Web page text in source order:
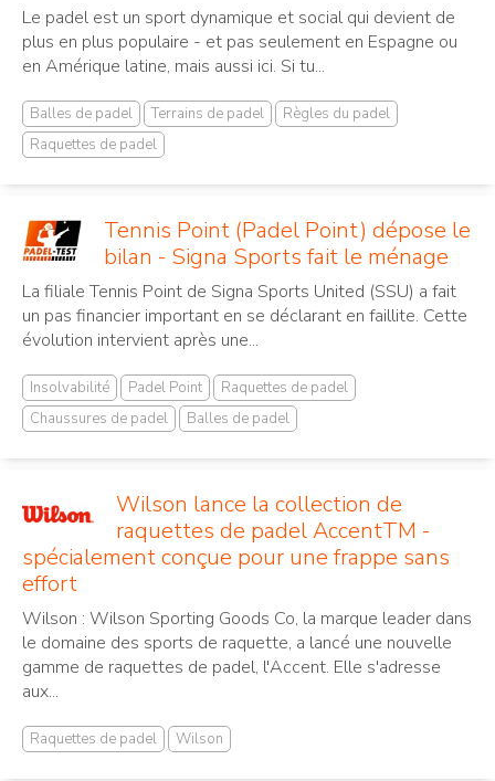
Le padel est un sport dynamique et social qui devient de
plus en plus populaire - et pas seulement en Espagne ou
en Amérique latine, mais aussi ici. Si tu...
Balles de padel Terrains de padel
Règles du padel
Raquettes de padel
Tennis Point (Padel Point) dépose le
bilan - Signa Sports fait le ménage
La filiale Tennis Point de Signa Sports United (SSU) a fait
un pas financier important en se déclarant en faillite. Cette
évolution intervient après une...
Insolvabilité Padel Point
Raquettes de padel
Chaussures de padel
Balles de padel
Wilson lance la collection de
raquettes de padel AccentTM -
spécialement conçue pour une frappe sans
effort
Wilson : Wilson Sporting Goods Co, la marque leader dans
le domaine des sports de raquette, a lancé une nouvelle
gamme de raquettes de padel, l'Accent. Elle s'adresse
aux...
Raquettes de padel Wilson